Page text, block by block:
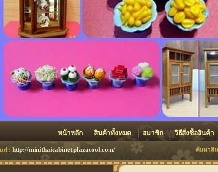
หน้าหลัก สินค้าทั้งหมด สมาชิก วิธีสั่งซื้อสินค้า
url : http://minithaicabinet.plazacool.com/ ค้นหาสิ